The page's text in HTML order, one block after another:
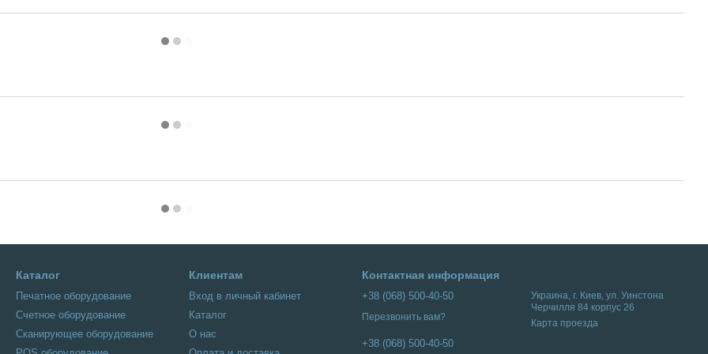
Каталог
Печатное оборудование
Счетное оборудование
Сканирующее оборудование
Клиентам
Вход в личный кабинет
Каталог
О нас
Контактная информация
+38 (068) 500-40-50
Перезвонить вам?
+38 (068) 500-40-50
Украина, г. Киев, ул. Уинстона
Черчилля 84 корпус 26
Карта проезда